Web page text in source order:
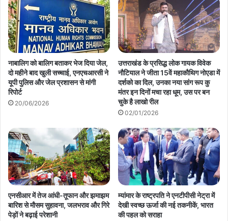
नाबालिग को बालिग बताकर भेज दिया जेल,
दो महीने बाद खुली सच्चाई, एनएचआरसी ने
यूपी पुलिस और जेल प्रशासन से मांगी
रिपोर्ट
20/06/2026
उत्तराखंड के प्रसिद्ध लोक गायक विवेक
नौटियाल ने जीता 15वें महाकौथिग नोएडा में
दर्शको का दिल, उनका नया सांग रूप कु
मंतर इन दिनों मचा रहा धूम, उस पर बन
चुके है लाखो रील
02/01/2026
एनसीआर में तेज आंधी-तूफान और झमाझम
बारिश से मौसम सुहावना, जलभराव और गिरे
पेड़ों ने बढ़ाई परेशानी
म्यांमार के राष्ट्रपति ने एनटीपीसी नेट्रा में
देखी स्वच्छ ऊर्जा की नई तकनीकें, भारत
की पहल को सराहा